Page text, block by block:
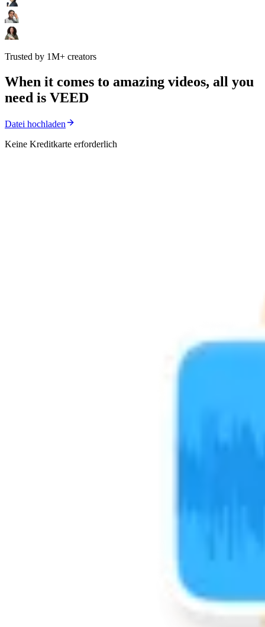
Trusted by 1M+ creators
When it comes to amazing videos, all you
need is VEED
Datei hochladen
Keine Kreditkarte erforderlich